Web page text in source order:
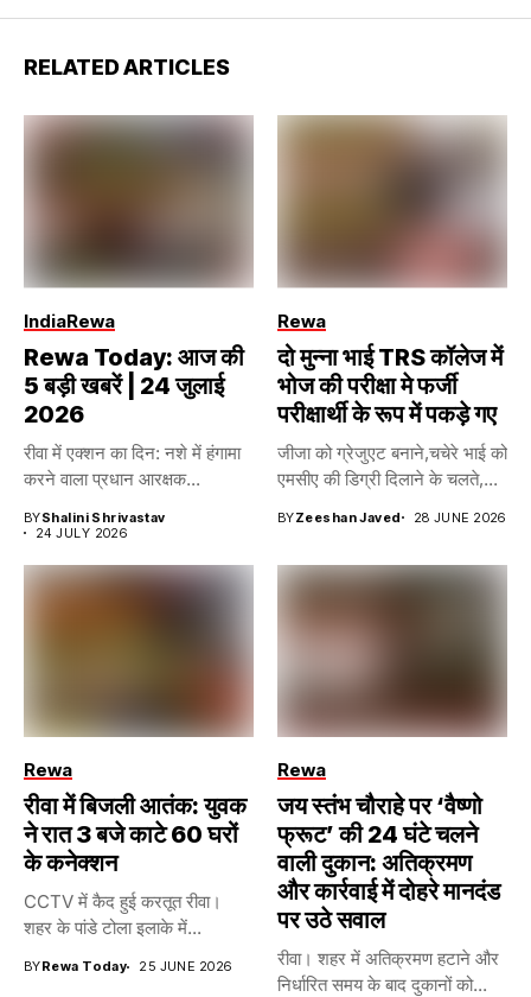
RELATED ARTICLES
IndiaRewa
Rewa Today: आज की
5 बड़ी खबरें | 24 जुलाई
2026
रीवा में एक्शन का दिन: नशे में हंगामा
करने वाला प्रधान आरक्षक...
BYShalini Shrivastav
24 JULY 2026
Rewa
दो मुन्ना भाई TRS कॉलेज में
भोज की परीक्षा मे फर्जी
परीक्षार्थी के रूप में पकड़े गए
जीजा को ग्रेजुएट बनाने,चचेरे भाई को
एमसीए की डिग्री दिलाने के चलते,...
BYZeeshan Javed 28 JUNE 2026
Rewa
रीवा में बिजली आतंक: युवक
ने रात 3 बजे काटे 60 घरों
के कनेक्शन
CCTV में कैद हुई करतूत रीवा।
शहर के पांडे टोला इलाके में...
BYRewa Today 25 JUNE 2026
Rewa
जय स्तंभ चौराहे पर ‘वैष्णो
फ्रूट’ की 24 घंटे चलने
वाली दुकान: अतिक्रमण
और कार्रवाई में दोहरे मानदंड
पर उठे सवाल
रीवा। शहर में अतिक्रमण हटाने और
निर्धारित समय के बाद दुकानों को...